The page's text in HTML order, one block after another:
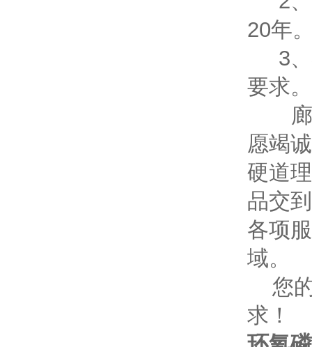
20年
3、
要求。
廊坊
愿竭
硬道
品交
各项
域。
您
求！